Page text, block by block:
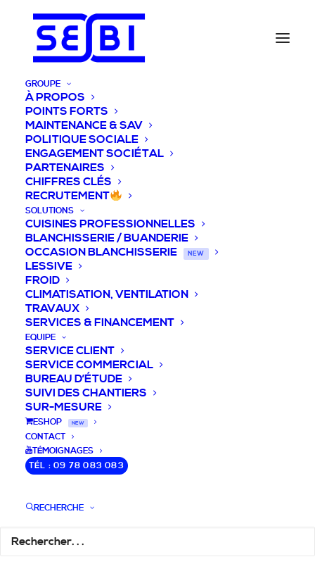
GROUPE
À PROPOS
POINTS FORTS
MAINTENANCE & SAV
POLITIQUE SOCIALE
ENGAGEMENT SOCIÉTAL
PARTENAIRES
CHIFFRES CLÉS
RECRUTEMENT
SOLUTIONS
CUISINES PROFESSIONNELLES
BLANCHISSERIE / BUANDERIE
OCCASION BLANCHISSERIE
NEW
LESSIVE
FROID
CLIMATISATION, VENTILATION
TRAVAUX
SERVICES & FINANCEMENT
EQUIPE
SERVICE CLIENT
SERVICE COMMERCIAL
BUREAU D’ÉTUDE
SUIVI DES CHANTIERS
SUR-MESURE
ESHOP NEW
CONTACT
TÉMOIGNAGES
TÉL : 09 78 083 083
RECHERCHE
DEVIS / CONSEILS /
QUESTIONS
votre projet de blanchisserie intégrée!